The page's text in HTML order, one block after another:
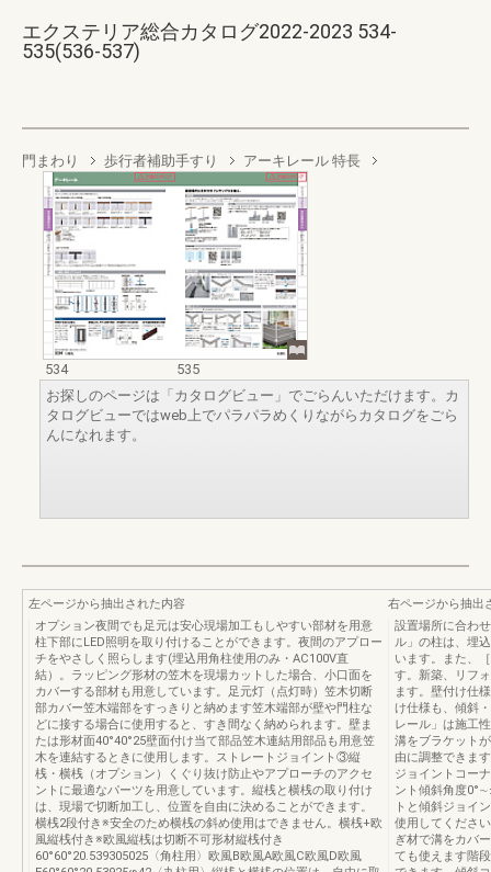
エクステリア総合カタログ2022-2023 534-
535(536-537)
門まわり 歩行者補助手すり アーキレール 特長
534
535
お探しのページは「カタログビュー」でごらんいただけます。カ
タログビューではweb上でパラパラめくりながらカタログをごら
んになれます。
左ページから抽出された内容
オプション夜間でも足元は安心現場加工もしやすい部材を用意
柱下部にLED照明を取り付けることができます。夜間のアプロー
チをやさしく照らします(埋込用角柱使用のみ・AC100V直
結）。ラッピング形材の笠木を現場カットした場合、小口面を
カバーする部材も用意しています。足元灯（点灯時）笠木切断
部カバー笠木端部をすっきりと納めます笠木端部が壁や門柱な
どに接する場合に使用すると、すき間なく納められます。壁ま
たは形材面40°40°25壁面付け当て部品笠木連結用部品も用意笠
木を連結するときに使用します。ストレートジョイント③縦
桟・横桟（オプション）くぐり抜け防止やアプローチのアクセ
ントに最適なパーツを用意しています。縦桟と横桟の取り付け
は、現場で切断加工し、位置を自由に決めることができます。
横桟2段付き※安全のため横桟の斜め使用はできません。横桟+欧
風縦桟付き※欧風縦桟は切断不可形材縦桟付き
60°60°20.539305025〈角柱用〉欧風B欧風A欧風C欧風D欧風
右ページから抽出
設置場所に合わ
ル」の柱は、埋
います。また、
す。新築、リフ
ます。壁付け仕
け仕様も、傾斜
レール」は施工
溝をブラケット
由に調整できま
ジョイントコー
ント傾斜角度
トと傾斜ジョイ
使用してくださ
ぎ材で溝をカバ
ても使えます階